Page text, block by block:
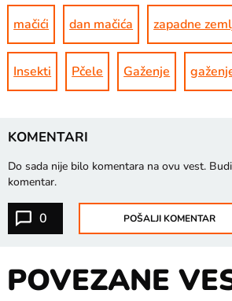
mačići dan mačića zapadne
Insekti Pčele Gaženje
KOMENTARI
Do sada nije bilo komentara na ovu vest.
komentar.
0 POŠALJI KOMENTAR
POVEZANE